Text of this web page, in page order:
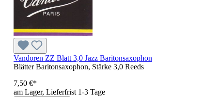
Vandoren ZZ Blatt 3,0 Jazz Baritonsaxophon
Blätter Baritonsaxophon, Stärke 3,0 Reeds
7,50 €*
am Lager, Lieferfrist 1-3 Tage